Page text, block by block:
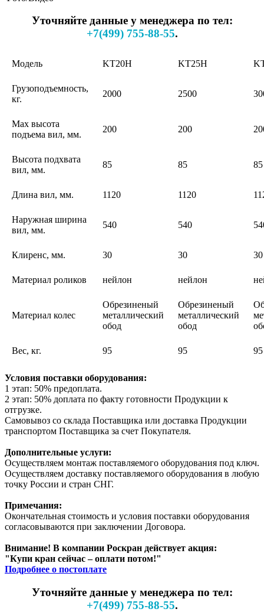
Уточняйте данные у менеджера по тел:
+7(499) 755-88-55.
Модель KT20H KT25H
Грузоподъемность,
кг.
2000 2500
Max высота
подъема вил, мм.
200 200
Высота подхвата
вил, мм.
85 85 85
Длина вил, мм. 1120 1120
Наружная ширина
вил, мм.
540 540
Клиренс, мм. 30 30 30
Материал роликов нейлон нейлон
Материал колес
Обрезиненый
металлический
обод
Обрезиненый
металлический
обод
Вес, кг. 95 95 95
Условия поставки оборудования:
1 этап: 50% предоплата.
2 этап: 50% доплата по факту готовности Продукции к
отгрузке.
Самовывоз со склада Поставщика или доставка Продукции
транспортом Поставщика за счет Покупателя.
Дополнительные услуги:
Осуществляем монтаж поставляемого оборудования под ключ.
Осуществляем доставку поставляемого оборудования в любую
точку России и стран СНГ.
Примечания:
Окончательная стоимость и условия поставки оборудования
согласовываются при заключении Договора.
Внимание! В компании Роскран действует акция:
"Купи кран сейчас – оплати потом!"
Подробнее о постоплате
Уточняйте данные у менеджера по тел:
+7(499) 755-88-55.